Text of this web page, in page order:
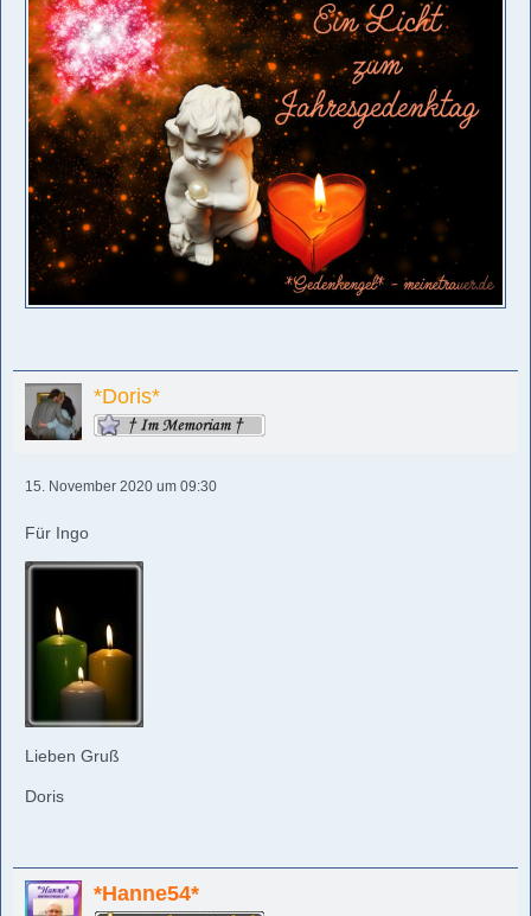
*Doris*
15. November 2020 um 09:30
Für Ingo
Lieben Gruß
Doris
*Hanne54*